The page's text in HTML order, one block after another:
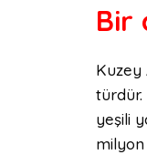
Bir
Kuzey
türdür.
yeşili
milyon